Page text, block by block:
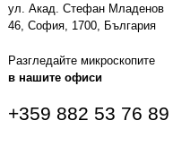
Разгледайте микроскопите
в нашите офиси
ул. Акад. Стефан Младенов
46, София, 1700, България
+359 882 53 76 89